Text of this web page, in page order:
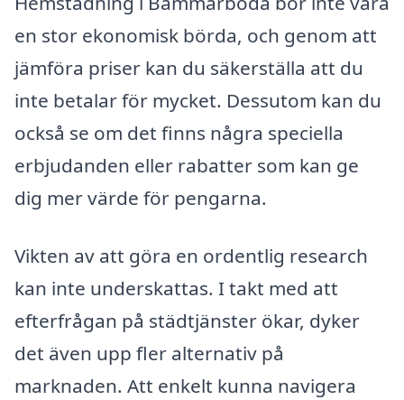
en stor ekonomisk börda, och genom att
jämföra priser kan du säkerställa att du
inte betalar för mycket. Dessutom kan du
också se om det finns några speciella
erbjudanden eller rabatter som kan ge
dig mer värde för pengarna.
Vikten av att göra en ordentlig research
kan inte underskattas. I takt med att
efterfrågan på städtjänster ökar, dyker
det även upp fler alternativ på
marknaden. Att enkelt kunna navigera